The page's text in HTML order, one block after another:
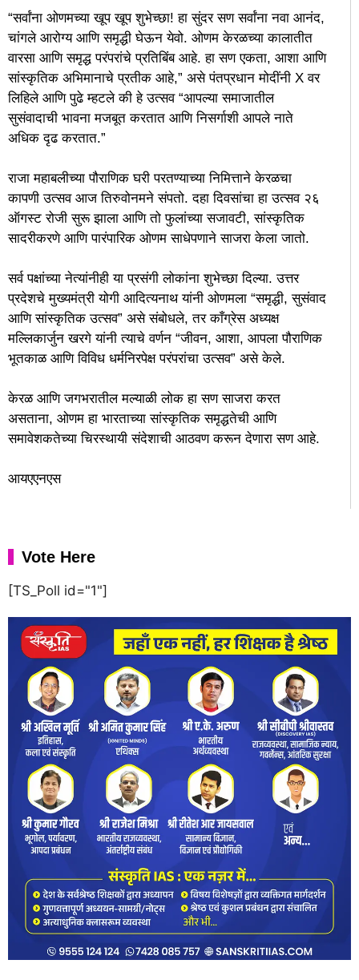
“सर्वांना ओणमच्या खूप खूप शुभेच्छा! हा सुंदर सण सर्वांना नवा आनंद,
चांगले आरोग्य आणि समृद्धी घेऊन येवो. ओणम केरळच्या कालातीत
वारसा आणि समृद्ध परंपरांचे प्रतिबिंब आहे. हा सण एकता, आशा आणि
सांस्कृतिक अभिमानाचे प्रतीक आहे,” असे पंतप्रधान मोदींनी X वर
लिहिले आणि पुढे म्हटले की हे उत्सव “आपल्या समाजातील
सुसंवादाची भावना मजबूत करतात आणि निसर्गाशी आपले नाते
अधिक दृढ करतात.”
राजा महाबलीच्या पौराणिक घरी परतण्याच्या निमित्ताने केरळचा
कापणी उत्सव आज तिरुवोनमने संपतो. दहा दिवसांचा हा उत्सव २६
ऑगस्ट रोजी सुरू झाला आणि तो फुलांच्या सजावटी, सांस्कृतिक
सादरीकरणे आणि पारंपारिक ओणम साधेपणाने साजरा केला जातो.
सर्व पक्षांच्या नेत्यांनीही या प्रसंगी लोकांना शुभेच्छा दिल्या. उत्तर
प्रदेशचे मुख्यमंत्री योगी आदित्यनाथ यांनी ओणमला “समृद्धी, सुसंवाद
आणि सांस्कृतिक उत्सव” असे संबोधले, तर काँग्रेस अध्यक्ष
मल्लिकार्जुन खरगे यांनी त्याचे वर्णन “जीवन, आशा, आपला पौराणिक
भूतकाळ आणि विविध धर्मनिरपेक्ष परंपरांचा उत्सव” असे केले.
केरळ आणि जगभरातील मल्याळी लोक हा सण साजरा करत
असताना, ओणम हा भारताच्या सांस्कृतिक समृद्धतेची आणि
समावेशकतेच्या चिरस्थायी संदेशाची आठवण करून देणारा सण आहे.
आयएएनएस
Vote Here
[TS_Poll id="1"]